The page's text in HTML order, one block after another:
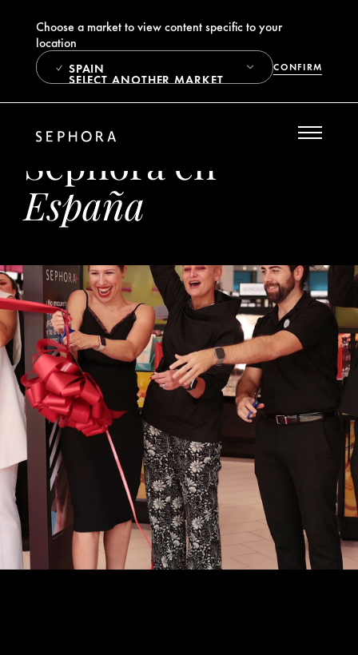
Choose a market to view content specific to your
location
SPAIN
SELECT ANOTHER MARKET
CONFIRM
Sephora en
España